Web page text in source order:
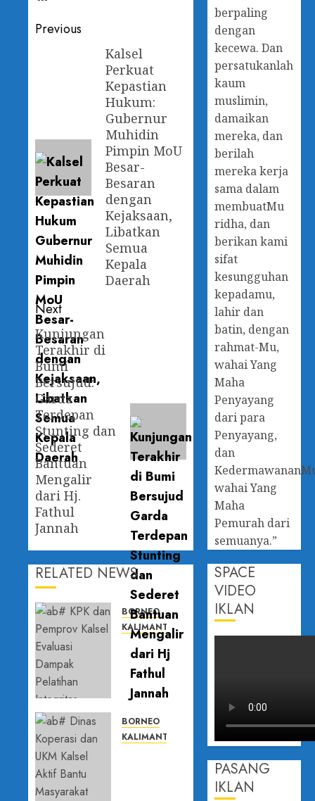
Previous
Kalsel
Perkuat
Kepastian
Hukum:
Gubernur
Muhidin
Pimpin MoU
Besar-
Besaran
dengan
Kejaksaan,
Libatkan
Semua
Kepala
Daerah
Next
Kunjungan
Terakhir di
Bumi
Bersujud:
Garda
Terdepan
Stunting dan
Sederet
Bantuan
Mengalir
dari Hj.
Fathul
Jannah
RELATED NEWS
BORNEO
KALIMANTAN SELATAN
KPK dan
Pemprov
Kalsel
Evaluasi
Pelatihan
Integritas,
BORNEO
KALIMANTAN SELATAN
berpaling
dengan
kecewa. Dan
persatukanlah
kaum
muslimin,
damaikan
mereka, dan
berilah
mereka kerja
sama dalam
membuatMu
ridha, dan
berikan kami
sifat
kesungguhan
kepadamu,
lahir dan
batin, dengan
rahmat-Mu,
wahai Yang
Maha
Penyayang
dari para
Penyayang,
dan
wahai Yang
Maha
Pemurah dari
semuanya.”
SPACE
VIDEO
IKLAN
PASANG
IKLAN